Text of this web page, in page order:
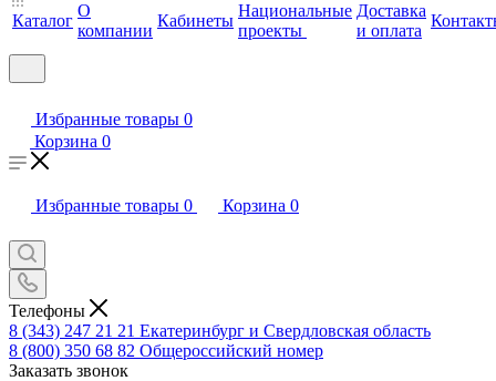
Каталог
О
компании
Кабинеты
Национальные
проекты
Доставка
и оплата
Избранные товары 0
Корзина 0
Избранные товары 0 Корзина 0
Телефоны
8 (343) 247 21 21 Екатеринбург и Свердловская область
8 (800) 350 68 82 Общероссийский номер
Заказать звонок